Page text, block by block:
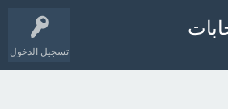
تسجيل الدخول